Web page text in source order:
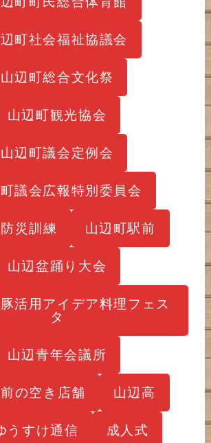
町社会福祉協議会
山辺町総合文化祭
山辺町観光協会
山辺町議会定例会
議会広報特別委員会
災訓練 山辺町駅前
山辺盆踊り大会
活用アイデア料理フェス
タ
山辺青年会議所
の空き店舗 山辺高
うすけ通信 成人式